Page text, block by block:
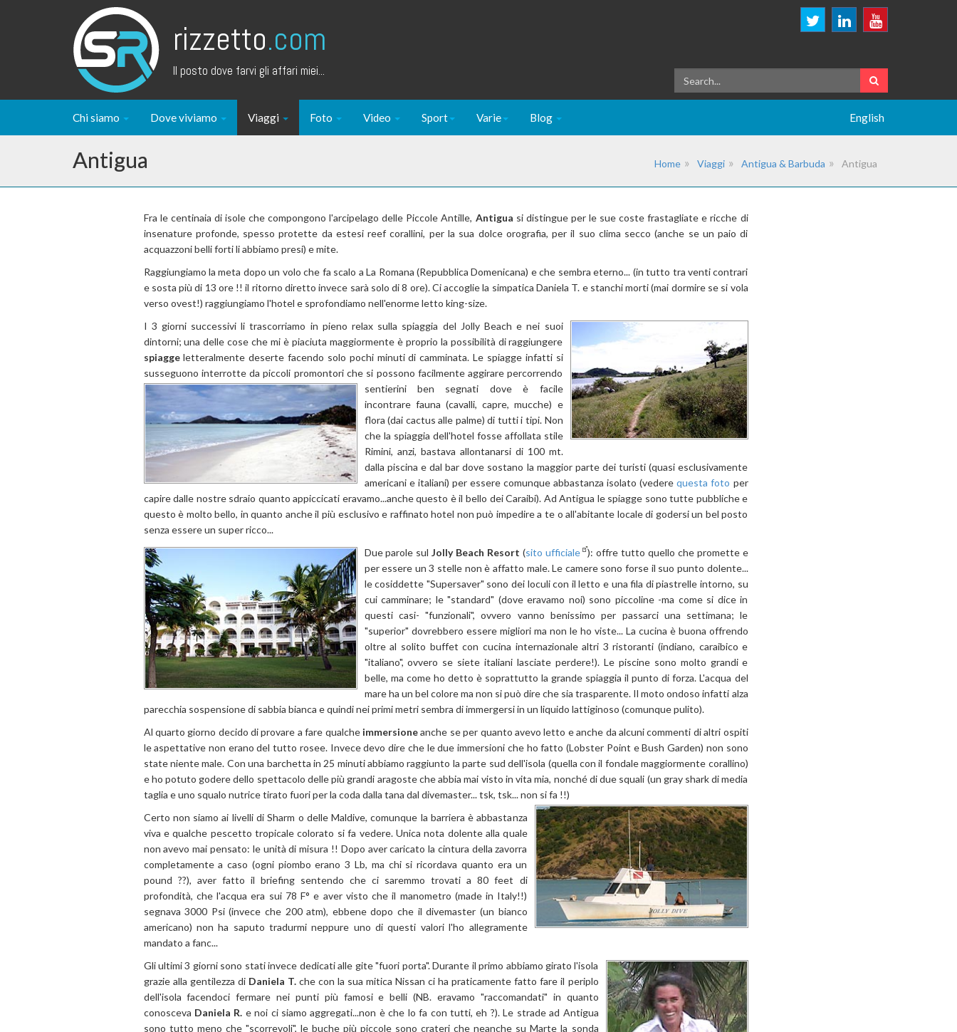
rizzetto.com
Il posto dove farvi gli affari miei...
Chi siamo Dove viviamo Viaggi Foto Video Sport Varie Blog English
Antigua Home Viaggi Antigua & Barbuda Antigua
Fra le centinaia di isole che compongono l'arcipelago delle Piccole Antille, Antigua si distingue per le sue coste frastagliate e ricche di
insenature profonde, spesso protette da estesi reef corallini, per la sua dolce orografia, per il suo clima secco (anche se un paio di
acquazzoni belli forti li abbiamo presi) e mite.
Raggiungiamo la meta dopo un volo che fa scalo a La Romana (Repubblica Domenicana) e che sembra eterno... (in tutto tra venti contrari
e sosta più di 13 ore !! il ritorno diretto invece sarà solo di 8 ore). Ci accoglie la simpatica Daniela T. e stanchi morti (mai dormire se si vola
verso ovest!) raggiungiamo l'hotel e sprofondiamo nell'enorme letto king-size.
I 3 giorni successivi li trascorriamo in pieno relax sulla spiaggia del Jolly Beach e nei suoi
dintorni; una delle cose che mi è piaciuta maggiormente è proprio la possibilità di raggiungere
spiaggeletteralmente deserte facendo solo pochi minuti di camminata. Le spiagge infatti si
susseguono interrotte da piccoli promontori che si possono facilmente aggirare percorrendo
sentierini ben segnati dove è facile
incontrare fauna (cavalli, capre, mucche) e
flora (dai cactus alle palme) di tutti i tipi. Non
che la spiaggia dell'hotel fosse affollata stile
Rimini, anzi, bastava allontanarsi di 100 mt.
dalla piscina e dal bar dove sostano la maggior parte dei turisti (quasi esclusivamente
americani e italiani) per essere comunque abbastanza isolato (vederequesta foto per
capire dalle nostre sdraio quanto appiccicati eravamo...anche questo è il bello dei Caraibi). Ad Antigua le spiagge sono tutte pubbliche e
questo è molto bello, in quanto anche il più esclusivo e raffinato hotel non può impedire a te o all'abitante locale di godersi un bel posto
senza essere un super ricco...
Due parole sulJolly Beach Resort(sito ufficiale ): offre tutto quello che promette e
per essere un 3 stelle non è affatto male. Le camere sono forse il suo punto dolente...
le cosiddette "Supersaver" sono dei loculi con il letto e una fila di piastrelle intorno, su
cui camminare; le "standard" (dove eravamo noi) sono piccoline -ma come si dice in
questi casi- "funzionali", ovvero vanno benissimo per passarci una settimana; le
"superior" dovrebbero essere migliori ma non le ho viste... La cucina è buona offrendo
oltre al solito buffet con cucina internazionale altri 3 ristoranti (indiano, caraibico e
"italiano", ovvero se siete italiani lasciate perdere!). Le piscine sono molto grandi e
belle, ma come ho detto è soprattutto la grande spiaggia il punto di forza. L'acqua del
mare ha un bel colore ma non si può dire che sia trasparente. Il moto ondoso infatti alza
parecchia sospensione di sabbia bianca e quindi nei primi metri sembra di immergersi in un liquido lattiginoso (comunque pulito).
Al quarto giorno decido di provare a fare qualche immersioneanche se per quanto avevo letto e anche da alcuni commenti di altri ospiti
le aspettative non erano del tutto rosee. Invece devo dire che le due immersioni che ho fatto (Lobster Point e Bush Garden) non sono
state niente male. Con una barchetta in 25 minuti abbiamo raggiunto la parte sud dell'isola (quella con il fondale maggiormente corallino)
e ho potuto godere dello spettacolo delle più grandi aragoste che abbia mai visto in vita mia, nonché di due squali (un gray shark di media
taglia e uno squalo nutrice tirato fuori per la coda dalla tana dal divemaster... tsk, tsk... non si fa !!)
Certo non siamo ai livelli di Sharm o delle Maldive, comunque la barriera è abbastanza
viva e qualche pescetto tropicale colorato si fa vedere. Unica nota dolente alla quale
non avevo mai pensato: le unità di misura !! Dopo aver caricato la cintura della zavorra
completamente a caso (ogni piombo erano 3 Lb, ma chi si ricordava quanto era un
pound ??), aver fatto il briefing sentendo che ci saremmo trovati a 80 feet di
profondità, che l'acqua era sui 78 F° e aver visto che il manometro (made in Italy!!)
segnava 3000 Psi (invece che 200 atm), ebbene dopo che il divemaster (un bianco
americano) non ha saputo tradurmi neppure uno di questi valori l'ho allegramente
mandato a fanc...
Gli ultimi 3 giorni sono stati invece dedicati alle gite "fuori porta". Durante il primo abbiamo girato l'isola
grazie alla gentilezza di Daniela T.che con la sua mitica Nissan ci ha praticamente fatto fare il periplo
dell'isola facendoci fermare nei punti più famosi e belli (NB. eravamo "raccomandati" in quanto
conosceva Daniela R. e noi ci siamo aggregati...non è che lo fa con tutti, eh ?). Le strade ad Antigua
sono tutto meno che "scorrevoli", le buche più piccole sono crateri che neanche su Marte la sonda